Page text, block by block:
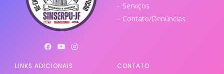
Serviços
Contato/Denúncias
LINKS ADICIONAIS CONTATO